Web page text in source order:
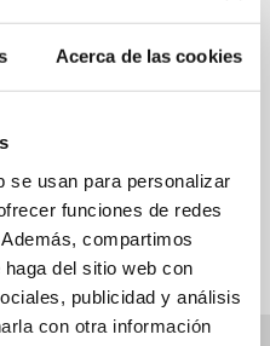
Acerca de las cookies
se usan para personalizar
funciones de redes
compartimos
del sitio web con
publicidad y análisis
con otra información